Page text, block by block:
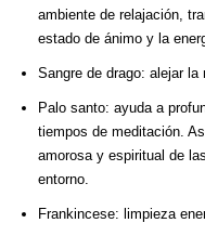
ambiente de relajación,
estado de ánimo y la
Sangre de drago: alejar
Palo santo: ayuda a
tiempos de meditación.
amorosa y espiritual de
entorno.
Frankincese: limpieza